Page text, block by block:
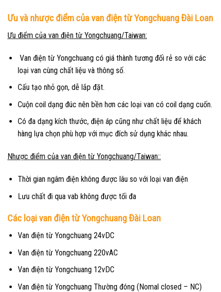
Ưu và nhược điểm của van điện từ Yongchuang Đài Loan
Ưu điểm của van điện từ Yongchuang/Taiwan:
Van điện từ Yongchuang có giá thành tương đối rẻ so với các
loại van cùng chất liệu và thông số.
Cấu tạo nhỏ gọn, dễ lắp đặt.
Cuộn coil dạng đúc nên bền hơn các loại van có coil dạng cuốn.
Có đa dạng kích thước, điện áp cũng như chất liệu để khách
hàng lựa chọn phù hợp với mục đích sử dụng khác nhau.
Nhược điểm của van điện từ Yongchuang/Taiwan::
Thời gian ngâm điện không được lâu so với loại van điện
Lưu chất đi qua vab không được tối đa
Các loại van điện từ Yongchuang Đài Loan
Van điện từ Yongchuang 24vDC
Van điện từ Yongchuang 220vAC
Van điện từ Yongchuang 12vDC
Van điện từ Yongchuang Thường đóng (Nomal closed – NC)